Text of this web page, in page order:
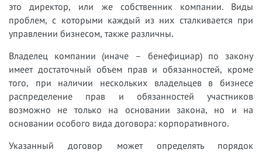
это директор, или же собственник компании. Виды
проблем, с которыми каждый из них сталкивается при
управлении бизнесом, также различны.
Владелец компании (иначе – бенефициар) по закону
имеет достаточный объем прав и обязанностей, кроме
того, при наличии нескольких владельцев в бизнесе
распределение прав и обязанностей участников
возможно не только на основании закона, но и на
основании особого вида договора: корпоративного.
Указанный договор может определять порядок